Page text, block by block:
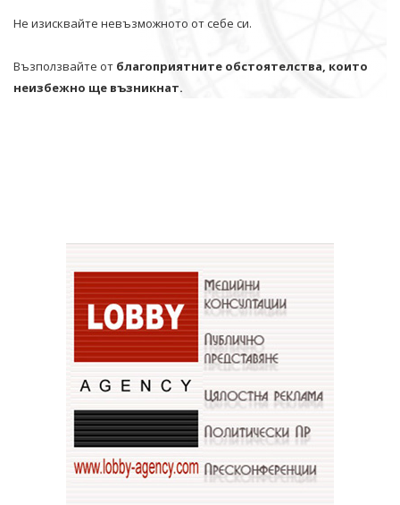
Не изисквайте невъзможното от себе си.
Възползвайте от благоприятните обстоятелства, които
неизбежно ще възникнат.